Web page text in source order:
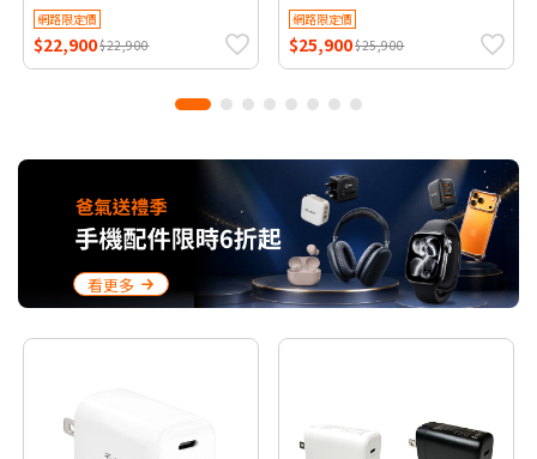
網路限定價
$22,900$22,900
網路限定價
$25,900$25,900
看更多